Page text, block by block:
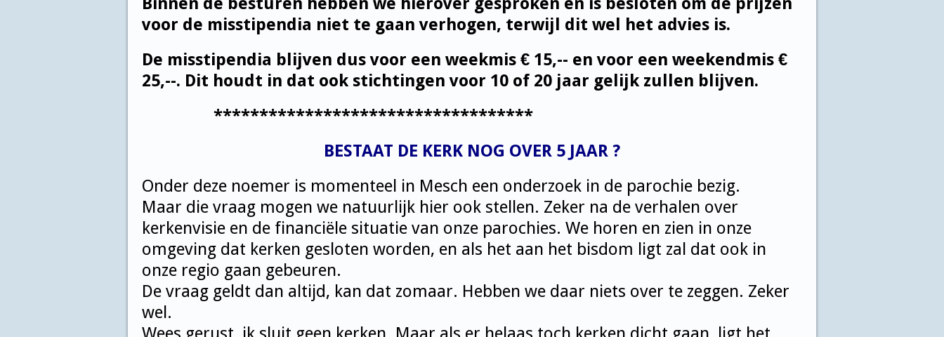
voor de misstipendia niet te gaan verhogen, terwijl dit wel het advies is.
De misstipendia blijven dus voor een weekmis € 15,-- en voor een weekendmis €
25,--. Dit houdt in dat ook stichtingen voor 10 of 20 jaar gelijk zullen blijven.
***********************************
BESTAAT DE KERK NOG OVER 5 JAAR ?
Onder deze noemer is momenteel in Mesch een onderzoek in de parochie bezig.
Maar die vraag mogen we natuurlijk hier ook stellen. Zeker na de verhalen over
kerkenvisie en de financiële situatie van onze parochies. We horen en zien in onze
omgeving dat kerken gesloten worden, en als het aan het bisdom ligt zal dat ook in
onze regio gaan gebeuren.
De vraag geldt dan altijd, kan dat zomaar. Hebben we daar niets over te zeggen. Zeker
wel.